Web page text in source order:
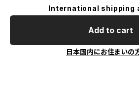
International shipping
Add to cart
日本国内にお住まいの